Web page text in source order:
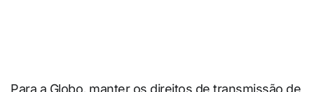
Para a Globo, manter os direitos de transmissão de